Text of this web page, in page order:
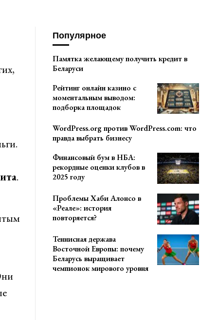
.
Популярное
Памятка желающему получить кредит в
Беларуси
Рейтинг онлайн казино с
моментальным выводом:
подборка площадок
WordPress.org против WordPress.com: что
правда выбрать бизнесу
Финансовый бум в НБА:
рекордные оценки клубов в
2025 году
Проблемы Хаби Алонсо в
«Реале»: история
повторяется?
Теннисная держава
Восточной Европы: почему
Беларусь выращивает
чемпионок мирового уровня